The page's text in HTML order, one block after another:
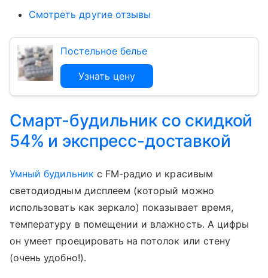
Смотреть другие отзывы
Постельное белье
Узнать цену
Смарт-будильник со скидкой
54% и экспресс-доставкой
Умный будильник с FM-радио и красивым
светодиодным дисплеем (который можно
использовать как зеркало) показывает время,
температуру в помещении и влажность. А цифры
он умеет проецировать на потолок или стену
(очень удобно!).